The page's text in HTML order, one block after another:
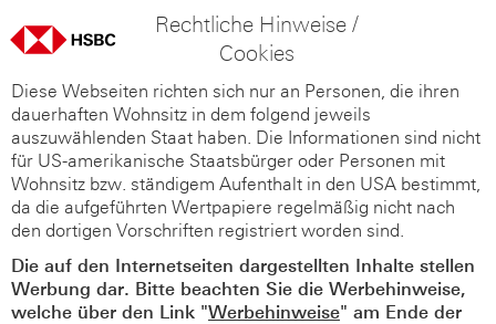
Rechtliche Hinweise /
Cookies
Diese Webseiten richten sich nur an Personen, die ihren
dauerhaften Wohnsitz in dem folgend jeweils
auszuwählenden Staat haben. Die Informationen sind nicht
für US-amerikanische Staatsbürger oder Personen mit
Wohnsitz bzw. ständigem Aufenthalt in den USA bestimmt,
da die aufgeführten Wertpapiere regelmäßig nicht nach
den dortigen Vorschriften registriert worden sind.
Die auf den Internetseiten dargestellten Inhalte stellen
Werbung dar. Bitte beachten Sie die Werbehinweise,
welche über den Link "Werbehinweise" am Ende der